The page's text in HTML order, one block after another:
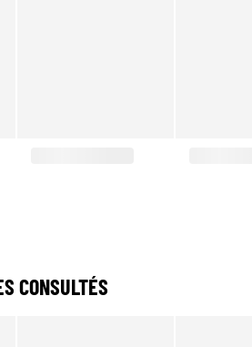
CONSULTÉS